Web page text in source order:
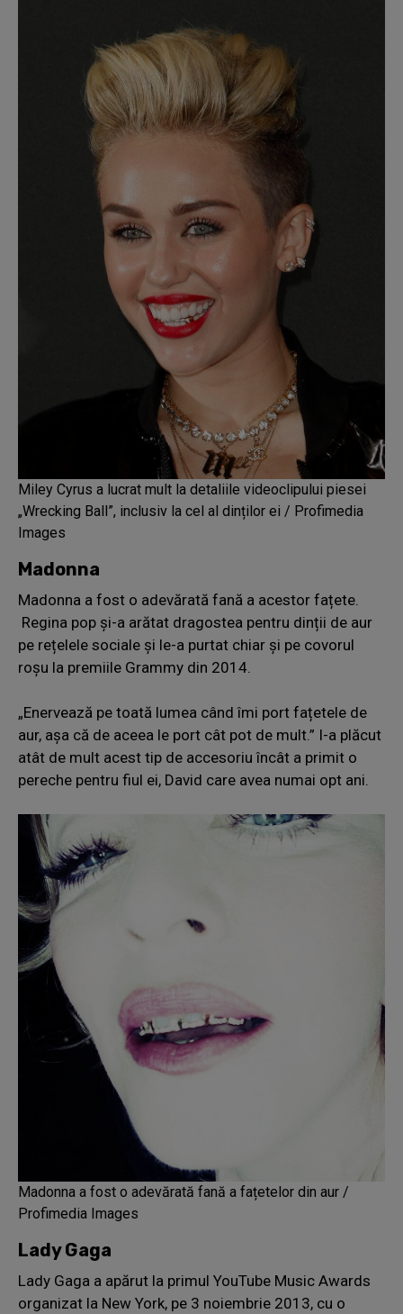
Miley Cyrus a lucrat mult la detaliile videoclipului piesei
„Wrecking Ball”, inclusiv la cel al dinților ei / Profimedia
Images
Madonna
Madonna a fost o adevărată fană a acestor fațete.
Regina pop și-a arătat dragostea pentru dinții de aur
pe rețelele sociale și le-a purtat chiar și pe covorul
roșu la premiile Grammy din 2014.
„Enervează pe toată lumea când îmi port fațetele de
aur, așa că de aceea le port cât pot de mult.” I-a plăcut
atât de mult acest tip de accesoriu încât a primit o
pereche pentru fiul ei, David care avea numai opt ani.
Madonna a fost o adevărată fană a fațetelor din aur /
Profimedia Images
Lady Gaga
Lady Gaga a apărut la primul YouTube Music Awards
organizat la New York, pe 3 noiembrie 2013, cu o